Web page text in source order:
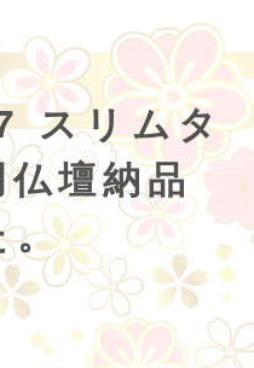
スリムタ
壇納品
。